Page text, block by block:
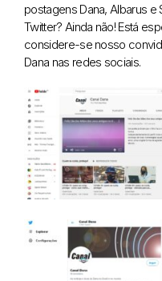
postagens Dana, Albarus
Twitter? Ainda não! Está
considere-se nosso
Dana nas redes sociais.